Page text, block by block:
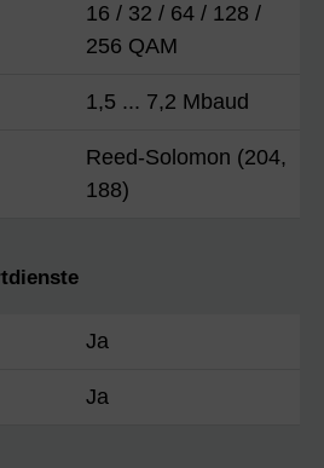
16 / 32 / 64 / 128 /
256 QAM
1,5 ... 7,2 Mbaud
Reed-Solomon (204,
188)
Ja
Ja